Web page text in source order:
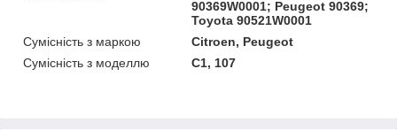
90369W0001; Peugeot 90369;
Toyota 90521W0001
Сумісність з маркою
Citroen, Peugeot
Сумісність з моделлю
C1, 107